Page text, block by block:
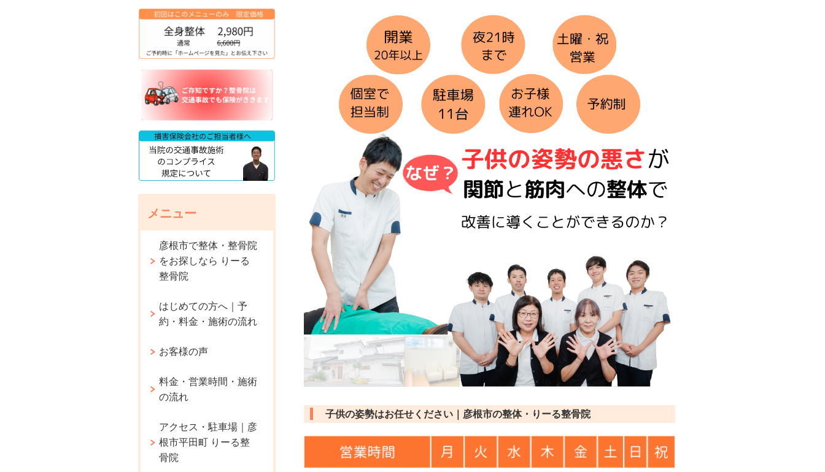
子供の姿勢はお任せください｜彦根市の整体・りーる整骨院
メニュー
彦根市で整体・整骨院
をお探しなら りーる
整骨院
はじめての方へ｜予
約・料金・施術の流れ
お客様の声
料金・営業時間・施術
の流れ
アクセス・駐車場｜彦
根市平田町 りーる整
骨院